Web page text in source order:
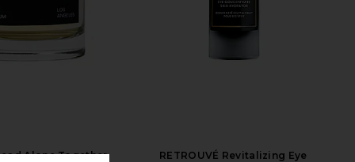
Alone Together
RETROUVÉ Revitalizing Eye